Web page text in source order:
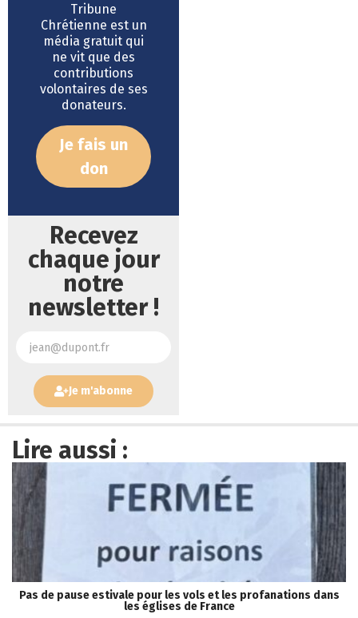
Tribune
Chrétienne est un
média gratuit qui
ne vit que des
contributions
volontaires de ses
donateurs.
Je fais un
don
Recevez
chaque jour
notre
newsletter !
Je m'abonne
Lire aussi :
Pas de pause estivale pour les vols et les profanations dans
les églises de France